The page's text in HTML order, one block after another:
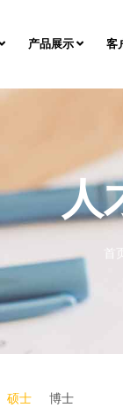
产品展示 客
人
首
硕士 博士